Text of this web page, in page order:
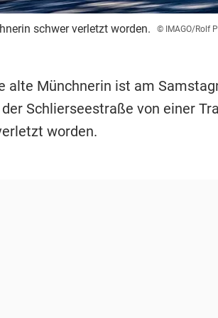
schwer verletzt worden. © IMAGO/Rolf
alte Münchnerin ist am
Schlierseestraße von einer
worden.